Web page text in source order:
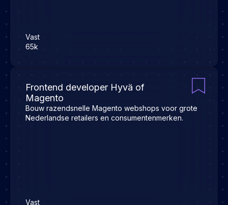
Vast
65k
Frontend developer Hyvä of
Magento
Bouw razendsnelle Magento webshops voor grote
Nederlandse retailers en consumentenmerken.
Vast